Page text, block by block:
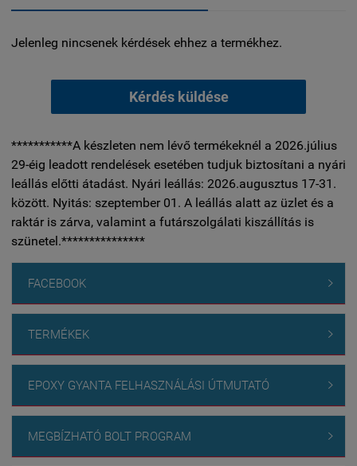
Jelenleg nincsenek kérdések ehhez a termékhez.
Kérdés küldése
***********A készleten nem lévő termékeknél a 2026.július
29-éig leadott rendelések esetében tudjuk biztosítani a nyári
leállás előtti átadást. Nyári leállás: 2026.augusztus 17-31.
között. Nyitás: szeptember 01. A leállás alatt az üzlet és a
raktár is zárva, valamint a futárszolgálati kiszállítás is
szünetel.***************
FACEBOOK 
TERMÉKEK 
EPOXY GYANTA FELHASZNÁLÁSI ÚTMUTATÓ 
MEGBÍZHATÓ BOLT PROGRAM 